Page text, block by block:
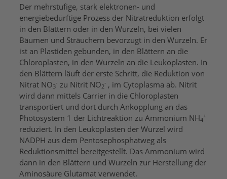
Der mehrstufige, stark elektronen- und
energiebedürftige Prozess der Nitratreduktion erfolgt
in den Blättern oder in den Wurzeln, bei vielen
Bäumen und Sträuchern bevorzugt in den Wurzeln. Er
ist an Plastiden gebunden, in den Blättern an die
Chloroplasten, in den Wurzeln an die Leukoplasten. In
den Blättern läuft der erste Schritt, die Reduktion von
Nitrat NO3
- zu Nitrit NO2
- , im Cytoplasma ab. Nitrit
wird dann mittels Carrier in die Chloroplasten
transportiert und dort durch Ankopplung an das
Photosystem 1 der Lichtreaktion zu Ammonium NH4
+
reduziert. In den Leukoplasten der Wurzel wird
NADPH aus dem Pentosephosphatweg als
Reduktionsmittel bereitgestellt. Das Ammonium wird
dann in den Blättern und Wurzeln zur Herstellung der
Aminosäure Glutamat verwendet.